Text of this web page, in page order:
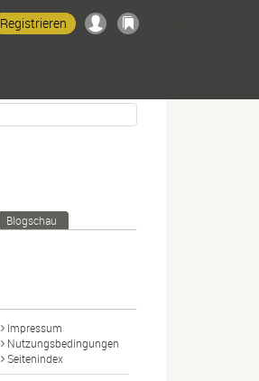
Registrieren
Blogschau
Impressum
Nutzungsbedingungen
Seitenindex